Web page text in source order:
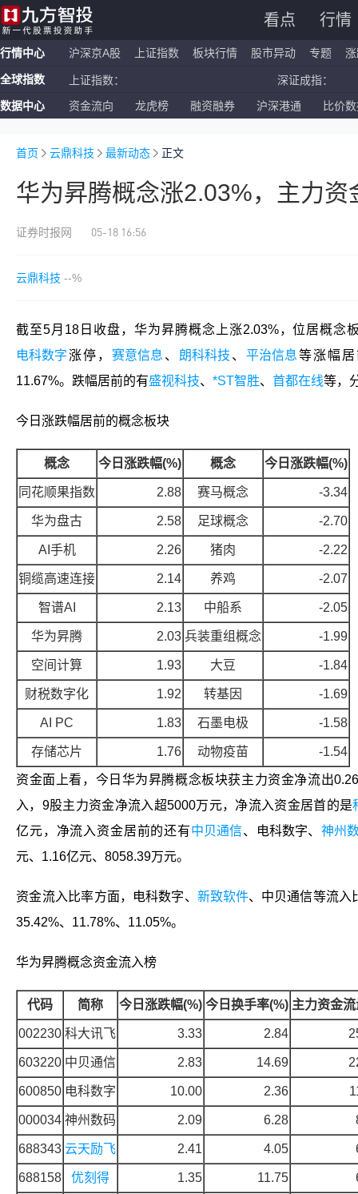
看点 行情
行情中心 沪深京A股 上证指数 板块行情 股市异动 专题
全球指数 上证指数： 深证成指：
恒生指数： 国企指数：
数据中心 资金流向 龙虎榜 融资融券 沪深港通 比价
首页 云鼎科技 最新动态 正文
华为昇腾概念涨2.03%，主力资
证券时报网 05-18 16:56
云鼎科技 --%
截至5月18日收盘，华为昇腾概念上涨2.03%，位居概念
电科数字涨停， 赛意信息 、 朗科科技 、 平治信息等涨幅居
11.67%。跌幅居前的有盛视科技、 *ST智胜、 首都在线等，
今日涨跌幅居前的概念板块
概念 今日涨跌幅(%) 概念 今日涨跌幅(%)
同花顺果指数 2.88 赛马概念 -3.34
华为盘古 2.58 足球概念 -2.70
AI手机 2.26 猪肉 -2.22
铜缆高速连接 2.14 养鸡 -2.07
智谱AI 2.13 中船系 -2.05
华为昇腾 2.03 兵装重组概念 -1.99
空间计算 1.93 大豆 -1.84
财税数字化 1.92 转基因 -1.69
AI PC 1.83 石墨电极 -1.58
存储芯片 1.76 动物疫苗 -1.54
资金面上看，今日华为昇腾概念板块获主力资金净流出
入，9股主力资金净流入超5000万元，净流入资金居首的是
亿元，净流入资金居前的还有中贝通信、 电科数字、神州
元、1.16亿元、8058.39万元。
资金流入比率方面， 电科数字、 新致软件、 中贝通信等流入
35.42%、11.78%、11.05%。
华为昇腾概念资金流入榜
代码 简称 今日涨跌幅(%) 今日换手率(%) 主力资金
002230 科大讯飞 3.33 2.84
603220 中贝通信 2.83 14.69
600850 电科数字 10.00 2.36
000034 神州数码 2.09 6.28
688343 云天励飞 2.41 4.05
688158 优刻得 1.35 11.75